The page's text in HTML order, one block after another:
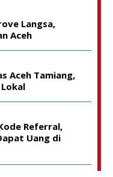
Langsa,
Aceh
Aceh Tamiang,
Referral,
Uang di